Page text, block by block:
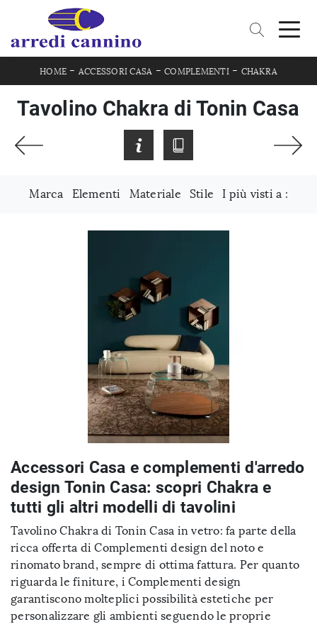
HOME - ACCESSORI CASA - COMPLEMENTI - CHAKRA
Tavolino Chakra di Tonin Casa
Marca Elementi Materiale Stile I più visti a :
Accessori Casa e complementi d'arredo
design Tonin Casa: scopri Chakra e
tutti gli altri modelli di tavolini
Tavolino Chakra di Tonin Casa in vetro: fa parte della
ricca offerta di Complementi design del noto e
rinomato brand, sempre di ottima fattura. Per quanto
riguarda le finiture, i Complementi design
garantiscono molteplici possibilità estetiche per
personalizzare gli ambienti seguendo le proprie